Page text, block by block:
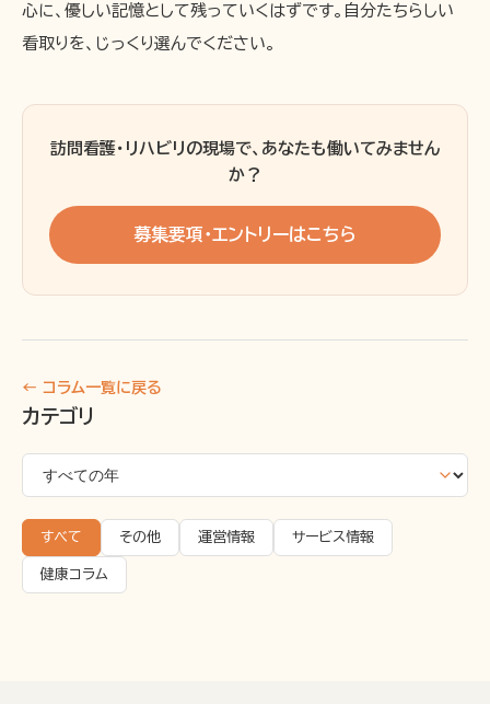
心に、優しい記憶として残っていくはずです。自分たちらしい
看取りを、じっくり選んでください。
訪問看護・リハビリの現場で、あなたも働いてみません
か？
募集要項・エントリーはこちら
← コラム一覧に戻る
カテゴリ
すべて その他 運営情報 サービス情報
健康コラム